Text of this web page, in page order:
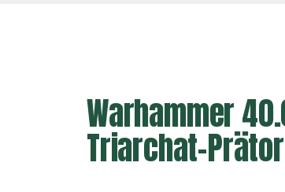
Warhammer
Triarchat-